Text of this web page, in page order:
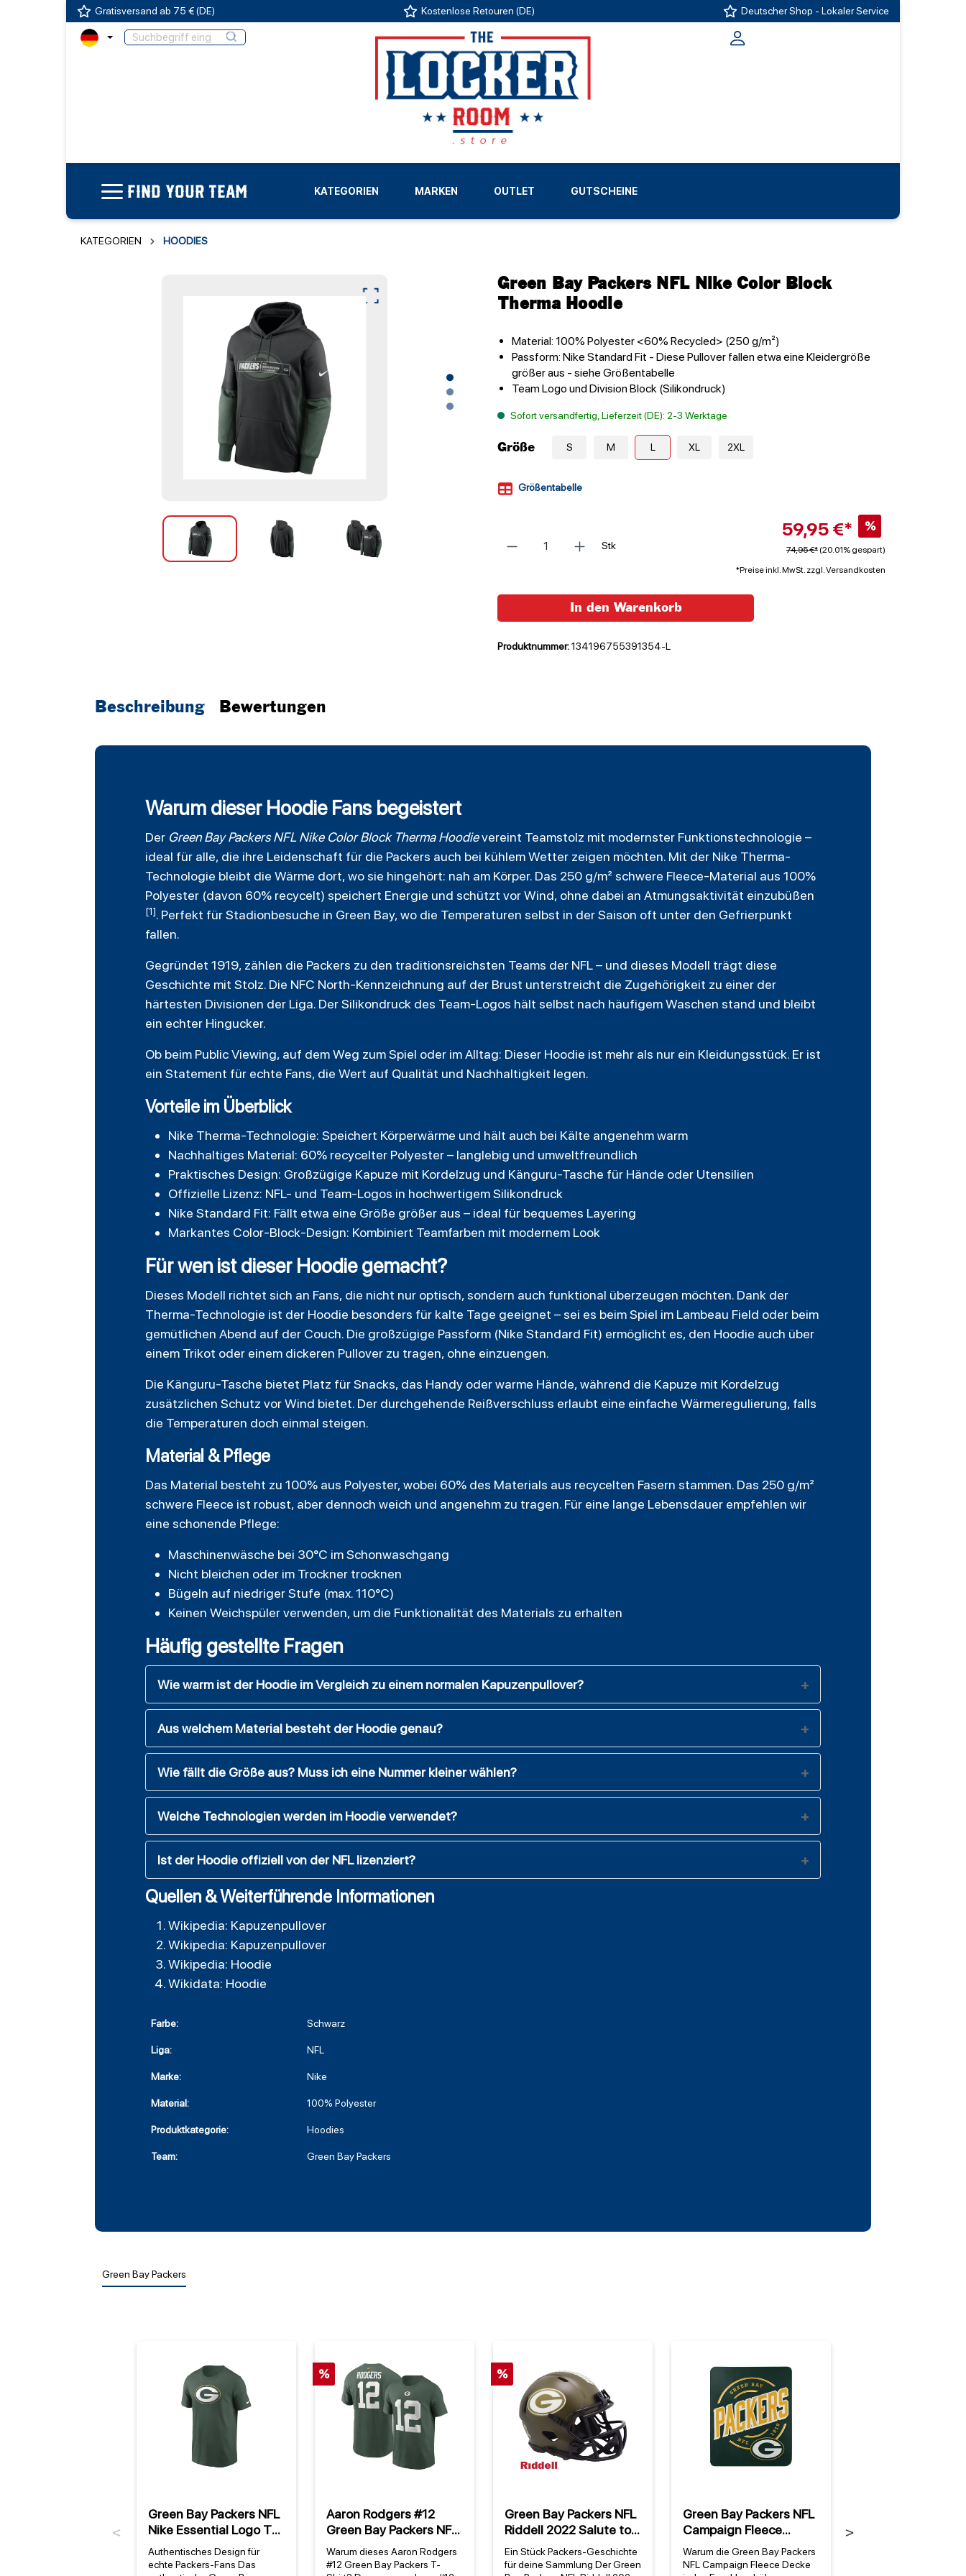
Gratisversand ab 75 € (DE) Kostenlose Retouren (DE) Deutscher Shop - Lokaler Service
FIND YOUR TEAM KATEGORIEN MARKEN
LIGEN
OUTLET GUTSCHEINE
KATEGORIEN HOODIES
Green Bay Packers NFL Nike Color Block
Therma Hoodie
Material: 100% Polyester <60% Recycled> (250 g/m²)
Passform: Nike Standard Fit - Diese Pullover fallen etwa eine Kleidergröße
größer aus - siehe Größentabelle
Team Logo und Division Block (Silikondruck)
Sofort versandfertig, Lieferzeit (DE): 2-3 Werktage
Größe S M L XL 2XL
Größentabelle
Stk
59,95 €* %
74,95 €* (20.01% gespart)
*Preise inkl. MwSt. zzgl. Versandkosten
In den Warenkorb
Produktnummer:134196755391354-L
Beschreibung Bewertungen
Warum dieser Hoodie Fans begeistert
Der Green Bay PackersNFL Nike Color Block ThermaHoodievereint Teamstolz mit modernster Funktionstechnologie –
ideal für alle, die ihre Leidenschaft für die Packers auch bei kühlem Wetter zeigen möchten. Mit der Nike Therma-
Technologie bleibt die Wärme dort, wo sie hingehört: nah am Körper. Das 250 g/m² schwere Fleece-Material aus 100%
Polyester (davon 60% recycelt) speichert Energie und schützt vor Wind, ohne dabei an Atmungsaktivität einzubüßen
[1]. Perfekt für Stadionbesuche in Green Bay, wo die Temperaturen selbst in der Saison oft unter den Gefrierpunkt
fallen.
Gegründet 1919, zählen die Packers zu den traditionsreichsten Teams der NFL – und dieses Modell trägt diese
Geschichte mit Stolz. Die NFC North-Kennzeichnung auf der Brust unterstreicht die Zugehörigkeit zu einer der
härtesten Divisionen der Liga. Der Silikondruck des Team-Logos hält selbst nach häufigem Waschen stand und bleibt
ein echter Hingucker.
Ob beim Public Viewing, auf dem Weg zum Spiel oder im Alltag: Dieser Hoodie ist mehr als nur ein Kleidungsstück. Er ist
ein Statement für echte Fans, die Wert auf Qualität und Nachhaltigkeit legen.
Vorteile im Überblick
Nike Therma-Technologie: Speichert Körperwärme und hält auch bei Kälte angenehm warm
Nachhaltiges Material: 60% recycelter Polyester – langlebig und umweltfreundlich
Praktisches Design: Großzügige Kapuze mit Kordelzug und Känguru-Tasche für Hände oder Utensilien
Offizielle Lizenz: NFL- und Team-Logos in hochwertigem Silikondruck
Nike Standard Fit: Fällt etwa eine Größe größer aus – ideal für bequemes Layering
Markantes Color-Block-Design: Kombiniert Teamfarben mit modernem Look
Für wen ist dieser Hoodie gemacht?
Dieses Modell richtet sich an Fans, die nicht nur optisch, sondern auch funktional überzeugen möchten. Dank der
Therma-Technologie ist der Hoodie besonders für kalte Tage geeignet – sei es beim Spiel im Lambeau Field oder beim
gemütlichen Abend auf der Couch. Die großzügige Passform (Nike Standard Fit) ermöglicht es, den Hoodie auch über
einem Trikot oder einem dickeren Pullover zu tragen, ohne einzuengen.
Die Känguru-Tasche bietet Platz für Snacks, das Handy oder warme Hände, während die Kapuze mit Kordelzug
zusätzlichen Schutz vor Wind bietet. Der durchgehende Reißverschluss erlaubt eine einfache Wärmeregulierung, falls
die Temperaturen doch einmal steigen.
Material & Pflege
Das Material besteht zu 100% aus Polyester, wobei 60% des Materials aus recycelten Fasern stammen. Das 250 g/m²
schwere Fleece ist robust, aber dennoch weich und angenehm zu tragen. Für eine lange Lebensdauer empfehlen wir
eine schonende Pflege:
Maschinenwäsche bei 30°C im Schonwaschgang
Nicht bleichen oder im Trockner trocknen
Bügeln auf niedriger Stufe (max. 110°C)
Keinen Weichspüler verwenden, um die Funktionalität des Materials zu erhalten
Häufig gestellte Fragen
Wie warm ist der Hoodie im Vergleich zu einem normalen Kapuzenpullover?
Aus welchem Material besteht der Hoodie genau?
Wie fällt die Größe aus? Muss ich eine Nummer kleiner wählen?
Welche Technologien werden im Hoodie verwendet?
Ist der Hoodie offiziell von der NFL lizenziert?
Quellen & Weiterführende Informationen
Wikipedia: Kapuzenpullover
Wikipedia: Kapuzenpullover
Wikipedia: Hoodie
Wikidata: Hoodie
Farbe: Schwarz
Liga: NFL
Marke: Nike
Material: 100% Polyester
Produktkategorie: Hoodies
Team: Green Bay Packers
Green Bay Packers
Previous
Green Bay Packers NFL
Nike Essential Logo T-
Shirt Grün
Authentisches Design für
echte Packers-Fans Das
%
Aaron Rodgers #12
Green Bay Packers NFL
Nike Player T-Shirt
Grün
Warum dieses Aaron Rodgers
#12 Green Bay Packers T-
%
Green Bay Packers NFL
Riddell 2022 Salute to
Service NFL Speed Mini
Helm
Ein Stück Packers-Geschichte
für deine Sammlung Der Green
Green Bay Packers NFL
Campaign Fleece
Decke
Warum die Green Bay Packers
NFL Campaign Fleece Decke
Next